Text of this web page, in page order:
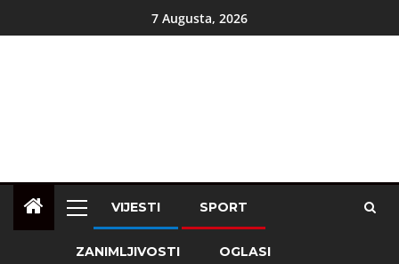
7 Augusta, 2026
VIJESTI SPORT
ZANIMLJIVOSTI OGLASI